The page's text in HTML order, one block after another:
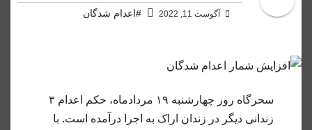
آگوست 11, 2022 #اعدام شدگان
سحرگاه روز چهارشنبه ۱۹ مردادماه، حکم اعدام ۳
زندانی دیگر در زندان اراک به اجرا درآمده است. با